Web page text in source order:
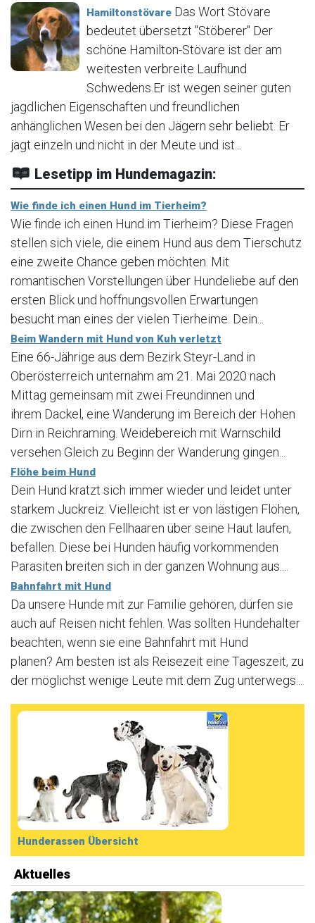
Hamiltonstövare Das Wort Stövare
bedeutet übersetzt "Stöberer" Der
schöne Hamilton-Stövare ist der am
weitesten verbreite Laufhund
Schwedens.Er ist wegen seiner guten
jagdlichen Eigenschaften und freundlichen
anhänglichen Wesen bei den Jägern sehr beliebt. Er
jagt einzeln und nicht in der Meute und ist...
Lesetipp im Hundemagazin:
Wie finde ich einen Hund im Tierheim?
Wie finde ich einen Hund im Tierheim? Diese Fragen
stellen sich viele, die einem Hund aus dem Tierschutz
eine zweite Chance geben möchten. Mit
romantischen Vorstellungen über Hundeliebe auf den
ersten Blick und hoffnungsvollen Erwartungen
besucht man eines der vielen Tierheime. Dein...
Beim Wandern mit Hund von Kuh verletzt
Eine 66-Jährige aus dem Bezirk Steyr-Land in
Oberösterreich unternahm am 21. Mai 2020 nach
Mittag gemeinsam mit zwei Freundinnen und
ihrem Dackel, eine Wanderung im Bereich der Hohen
Dirn in Reichraming. Weidebereich mit Warnschild
versehen Gleich zu Beginn der Wanderung gingen...
Flöhe beim Hund
Dein Hund kratzt sich immer wieder und leidet unter
starkem Juckreiz. Vielleicht ist er von lästigen Flöhen,
die zwischen den Fellhaaren über seine Haut laufen,
befallen. Diese bei Hunden häufig vorkommenden
Parasiten breiten sich in der ganzen Wohnung aus....
Bahnfahrt mit Hund
Da unsere Hunde mit zur Familie gehören, dürfen sie
auch auf Reisen nicht fehlen. Was sollten Hundehalter
beachten, wenn sie eine Bahnfahrt mit Hund
planen? Am besten ist als Reisezeit eine Tageszeit, zu
der möglichst wenige Leute mit dem Zug unterwegs...
Hunderassen Übersicht
Aktuelles